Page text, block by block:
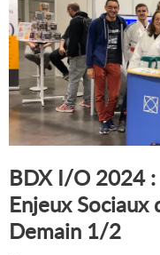
BDX I/O 2024
Enjeux Sociaux
Demain 1/2